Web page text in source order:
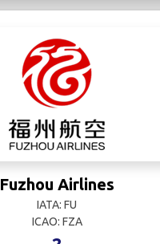
Fuzhou Airlines
IATA: FU
ICAO: FZA